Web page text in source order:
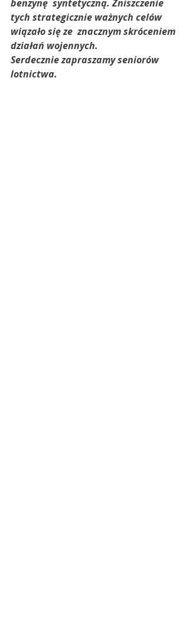
benzynę  syntetyczną. Zniszczenie
tych strategicznie ważnych celów
wiązało się ze  znacznym skróceniem
działań wojennych.
Serdecznie zapraszamy seniorów
lotnictwa.